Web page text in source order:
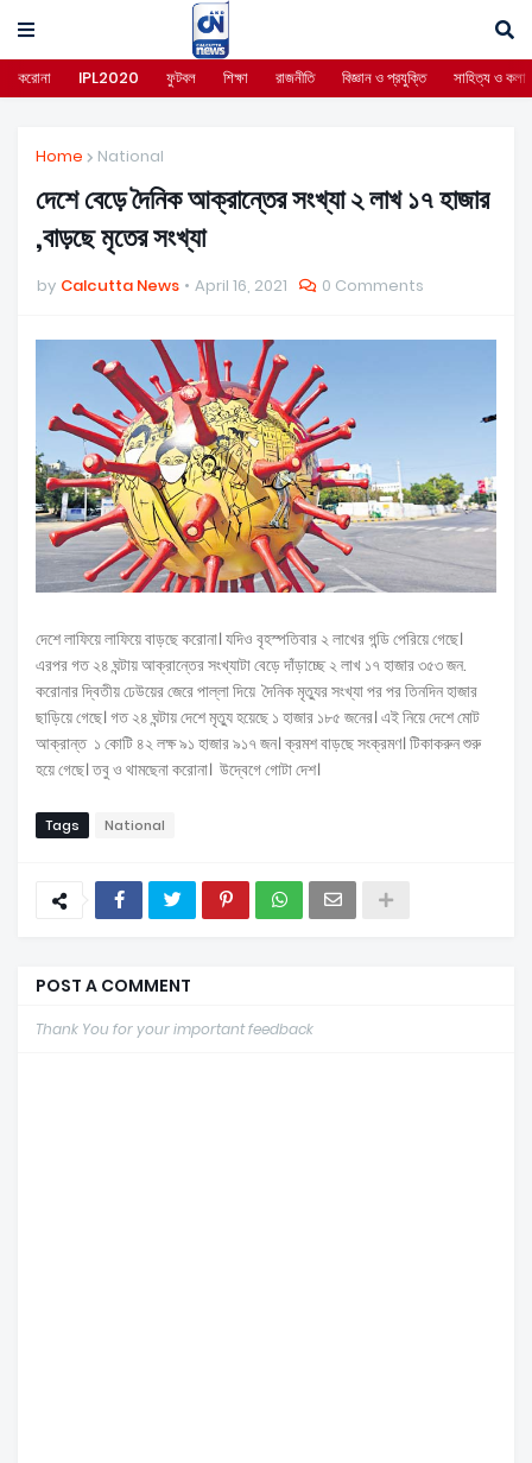
করোনা IPL2020 ফুটবল শিক্ষা রাজনীতি বিজ্ঞান ও প্রযুক্তি সাহিত্য ও কলা
Home National
দেশে বেড়ে দৈনিক আক্রান্তের সংখ্যা ২ লাখ ১৭ হাজার
,বাড়ছে মৃতের সংখ্যা
by Calcutta News April 16, 2021 0 Comments
দেশে লাফিয়ে লাফিয়ে বাড়ছে করোনা। যদিও বৃহস্পতিবার ২ লাখের গন্ডি পেরিয়ে গেছে।
এরপর গত ২৪ ঘন্টায় আক্রান্তের সংখ্যাটা বেড়ে দাঁড়াচ্ছে ২ লাখ ১৭ হাজার ৩৫৩ জন.
করোনার দ্বিতীয় ঢেউয়ের জেরে পাল্লা দিয়ে দৈনিক মৃত্যুর সংখ্যা পর পর তিনদিন হাজার
ছাড়িয়ে গেছে। গত ২৪ ঘন্টায় দেশে মৃত্যু হয়েছে ১ হাজার ১৮৫ জনের। এই নিয়ে দেশে মোট
আক্রান্ত ১ কোটি ৪২ লক্ষ ৯১ হাজার ৯১৭ জন। ক্রমশ বাড়ছে সংক্রমণ। টিকাকরুন শুরু
হয়ে গেছে। তবু ও থামছেনা করোনা। উদ্বেগে গোটা দেশ।
Tags National
POST A COMMENT
Thank You for your important feedback